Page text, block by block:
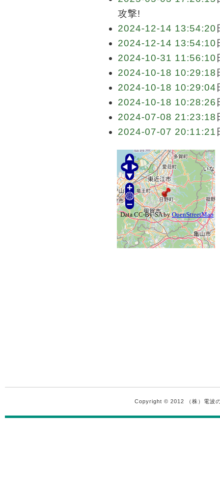
攻撃!
2024-12-14 13:54:20
2024-12-14 13:54:10
2024-10-31 11:56:10
2024-10-18 10:29:18
2024-10-18 10:29:04
2024-10-18 10:28:26
2024-07-08 21:23:18
2024-07-07 20:11:21
Copyright © 2012 （株）電波